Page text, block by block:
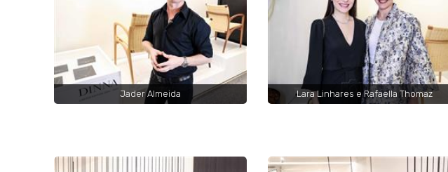
Jader Almeida Lara Linhares e Rafaella Thomaz